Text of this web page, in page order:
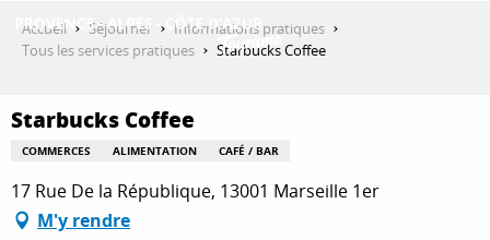
QUE FAIRE ?
Accueil Séjourner
Informations pratiques
Tous les services pratiques
Starbucks Coffee
Starbucks Coffee
COMMERCES ALIMENTATION CAFÉ / BAR
17 Rue De la République, 13001 Marseille 1er
M'y rendre